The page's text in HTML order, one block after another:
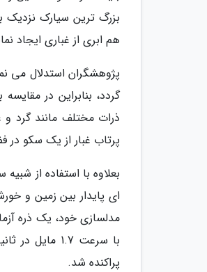
هم ابری از غباری ایجاد
پژوهشگران استدلال می
گردد، بنابراین در
ذرات مختلف مانند گرد و
پرتاب غبار از یک سکو در
پراکنده شد.